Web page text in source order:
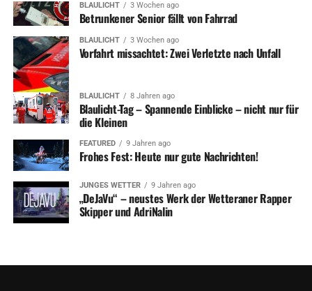
BLAULICHT 3 Wochen ago
Betrunkener Senior fällt von Fahrrad
BLAULICHT 3 Wochen ago
Vorfahrt missachtet: Zwei Verletzte nach Unfall
BLAULICHT 8 Jahren ago
Blaulicht-Tag – Spannende Einblicke – nicht nur für
die Kleinen
FEATURED 9 Jahren ago
Frohes Fest: Heute nur gute Nachrichten!
JUNGES WETTER 9 Jahren ago
„DeJaVu“ – neustes Werk der Wetteraner Rapper
Skipper und AdriNalin